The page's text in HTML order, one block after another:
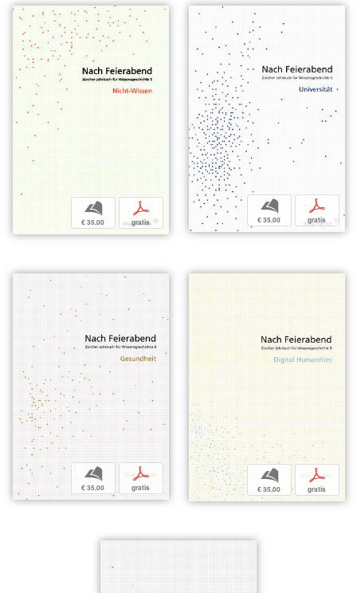
b
€ 35,00
p
gratis
b
€ 35,00
p
gratis
b
€ 35,00
p
gratis
b
€ 35,00
p
gratis